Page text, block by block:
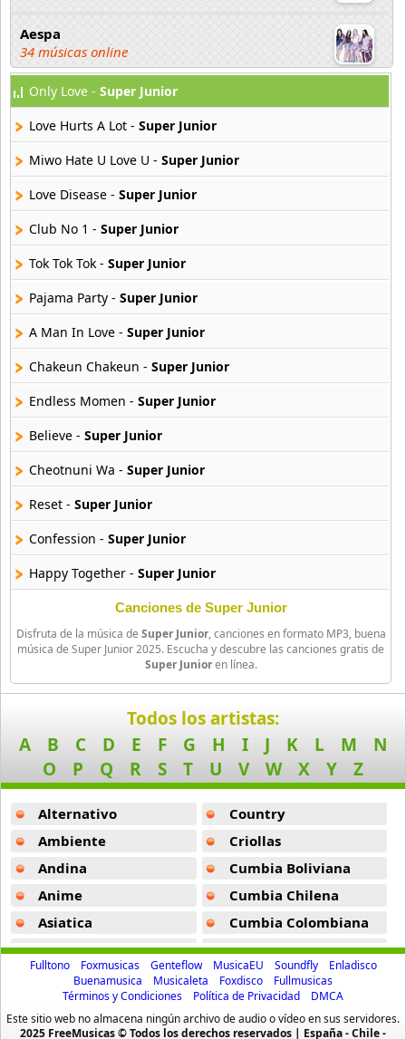
Aespa
34 músicas online
Afther School
34 músicas online
Ali
3 músicas online
13 músicas online
B1A4
21 músicas online
B2st
56 músicas online
BABYMONSTER
9 músicas online
BAP
4 músicas online
Big Bang
179 músicas online
BLACKPINK
34 músicas online
Block B
Boyfriend
10 músicas online
Brow Eyed Girl
BTOB
4 músicas online
BTS
112 músicas online
Busker Busker
Only Love - Super Junior
Love Hurts A Lot - Super Junior
Miwo Hate U Love U - Super Junior
Love Disease - Super Junior
Club No 1 - Super Junior
Tok Tok Tok - Super Junior
Pajama Party - Super Junior
A Man In Love - Super Junior
Chakeun Chakeun - Super Junior
Endless Momen - Super Junior
Believe - Super Junior
Cheotnuni Wa - Super Junior
Reset - Super Junior
Confession - Super Junior
Happy Together - Super Junior
Jamsiman Goodbye -Super Junior
Super Girl -Super Junior
Super Junior
Keep In Touch -Super Junior
At Least Theres Still You -Super Junior
Disco Drive -Super Junior
Eve Warning -
Gee -Super Junior
Resignation -
Sarangi Ireoke -Super Junior
Super Junior
Haengbog Live -Super Junior
Canciones de Super Junior
Disfruta de la música de Super Junior, canciones en formato MP3, buena
música de Super Junior 2025. Escucha y descubre las canciones gratis de
Super Junioren línea.
Todos los artistas:
A
B C D E F G H I J K L M
N
O
P Q R S T U V W X Y Z
Alternativo
Ambiente
Andina
Anime
Asiatica
Atevip
Bachatas
Baladas
Baladas De Oro
Country
Criollas
Cumbia Boliviana
Cumbia Chilena
Cumbia Colombiana
Cumbia Ecuatoriana
Cumbia Mexicana
Cumbia Pop
Cumbia Surena
Fulltono Foxmusicas Genteflow MusicaEU Soundfly
Enladisco
Buenamusica
Musicaleta Foxdisco
Fullmusicas
Términos y Condiciones
Política de Privacidad
DMCA
Este sitio web no almacena ningún archivo de audio o vídeo en sus servidores.
2025 FreeMusicas © Todos los derechos reservados | España - Chile -